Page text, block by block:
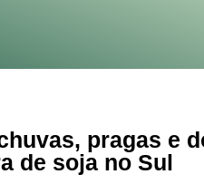
pragas e
de soja no Sul